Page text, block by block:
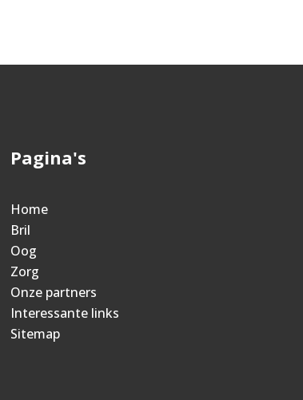
Pagina's
Home
Bril
Oog
Zorg
Onze partners
Interessante links
Sitemap